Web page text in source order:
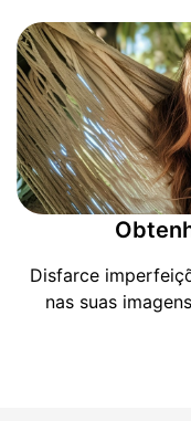
Disfarce
nas suas